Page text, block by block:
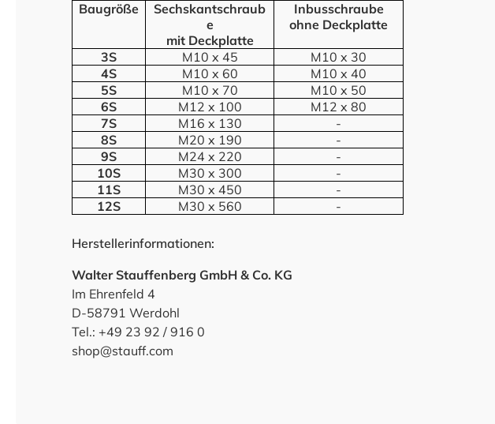
Baugröße
Sechskantschraub
e
mit Deckplatte
Inbusschraube
ohne Deckplatte
3S M10 x 45
M10 x 30
4S
M10 x 60
M10 x 40
5S
M10 x 70
M10 x 50
6S
M12 x 100
M12 x 80
7S
M16 x 130
-
8S
M20 x 190
-
9S
M24 x 220
-
10S
M30 x 300
-
11S
M30 x 450
-
12S
M30 x 560 -
Herstellerinformationen:
Walter Stauffenberg GmbH & Co. KG
Im Ehrenfeld 4
D-58791 Werdohl
Tel.: +49 23 92 / 916 0
shop@stauff.com